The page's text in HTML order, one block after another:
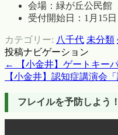
会場：緑が丘公民
受付開始日：1月15日
カテゴリー: 八千代 未分類
投稿ナビゲーション
←
【小金井】ゲートキー
【小金井】認知症講演会
フレイルを予防しよう！